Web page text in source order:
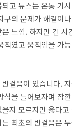
고 뉴스는 온통 기
구의 문제가 해결이
느낌. 하지만 긴 시
직였고 움직임을 가
걸음이 있습니다.
식을 틀어보자며 잠
지 모르지만 옳다
최초의 반걸음은